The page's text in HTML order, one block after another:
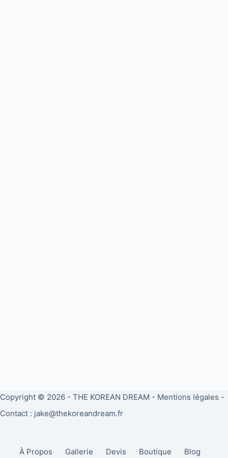
Copyright © 2026 - THE KOREAN DREAM - Mentions légales -
Contact : jake@thekoreandream.fr
À Propos Gallerie Devis Boutique Blog